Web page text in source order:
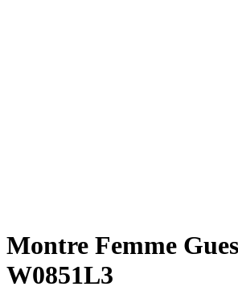
Montre Femme
W0851L3